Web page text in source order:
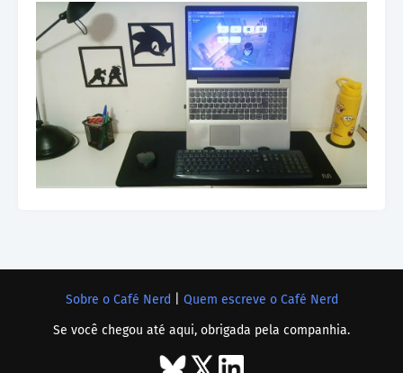
Sobre o Café Nerd
Quem escreve o Café Nerd
Se você chegou até aqui, obrigada pela companhia.